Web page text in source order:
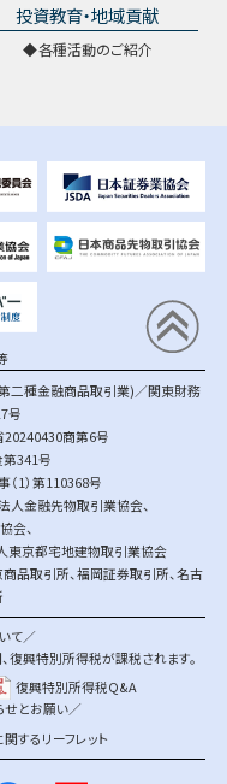
投資教育・地域貢献
各種活動のご紹介
二種金融商品取引業)／関東財務
号
商第6号
341号
1）第110368号
人金融先物取引業協会、
会、
東京都宅地建物取引業協会
商品取引所、福岡証券取引所、名古
て／
興特別所得税が課税されます。
復興特別所得税Q&A
とお願い／
するリーフレット